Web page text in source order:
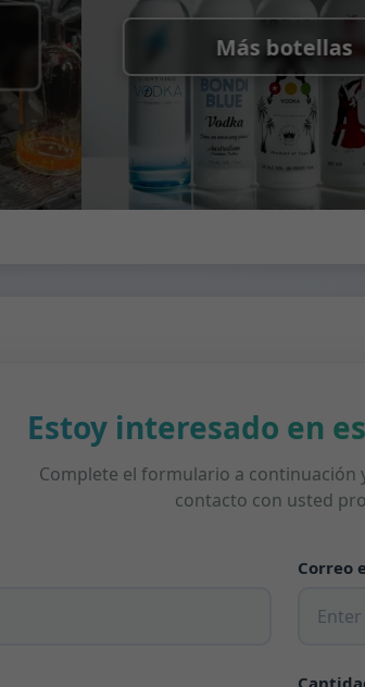
Más botellas
Estoy interesado en
Complete el formulario a continuación
contacto con usted
Correo